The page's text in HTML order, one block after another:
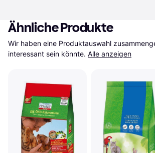
Ähnliche Produkte
Wir haben eine Produktauswahl
interessant sein könnte. Alle anzeigen